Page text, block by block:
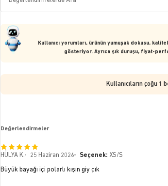
(4)
Kullanıcı yorumları, ürünün yumuşak dokusu,
gösteriyor. Ayrıca şık duruşu, fiyat-
Kullanıcıların çoğu 1
Değerlendirmeler
HÜLYA K. 25 Haziran 2026 Seçenek: XS/S
Büyük bayağı içi polarlı kışın giy çık